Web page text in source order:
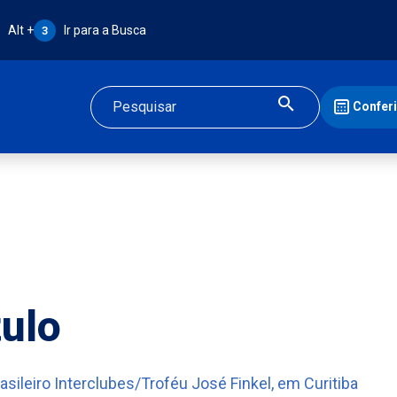
Atalho Alt + 3:
Alt + 3 Ir para a Busca
Buscar
Interclubes/Troféu José Finkel, em Curitiba